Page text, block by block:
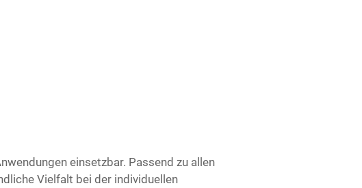
einsetzbar. Passend zu allen
Vielfalt bei der individuellen